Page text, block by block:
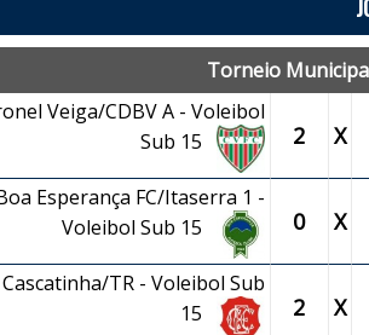
Torneio
Veiga/CDBV A - Voleibol
Sub 15
2 X
Esperança FC/Itaserra 1 -
Voleibol Sub 15
0 X
Cascatinha/TR - Voleibol Sub
15
2 X